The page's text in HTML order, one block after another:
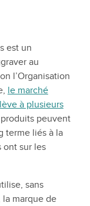
est un
au
l’Organisation
le marché
à plusieurs
peuvent
terme liés à la
ont sur les
sans
marque de